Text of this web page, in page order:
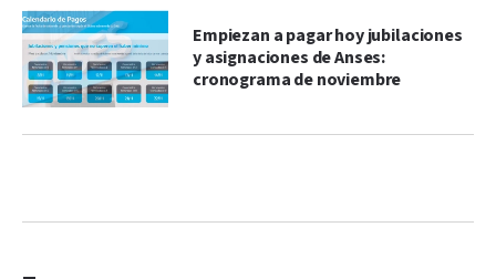
Empiezan a pagar hoy jubilaciones
y asignaciones de Anses:
cronograma de noviembre